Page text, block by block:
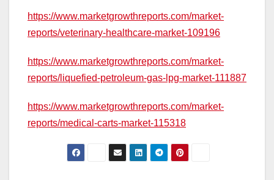
https://www.marketgrowthreports.com/market-
reports/veterinary-healthcare-market-109196
https://www.marketgrowthreports.com/market-
reports/liquefied-petroleum-gas-lpg-market-111887
https://www.marketgrowthreports.com/market-
reports/medical-carts-market-115318